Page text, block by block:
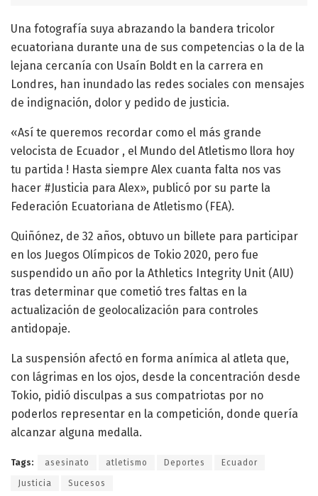
Una fotografía suya abrazando la bandera tricolor
ecuatoriana durante una de sus competencias o la de la
lejana cercanía con Usaín Boldt en la carrera en
Londres, han inundado las redes sociales con mensajes
de indignación, dolor y pedido de justicia.
«Así te queremos recordar como el más grande
velocista de Ecuador , el Mundo del Atletismo llora hoy
tu partida ! Hasta siempre Alex cuanta falta nos vas
hacer #Justicia para Alex», publicó por su parte la
Federación Ecuatoriana de Atletismo (FEA).
Quiñónez, de 32 años, obtuvo un billete para participar
en los Juegos Olímpicos de Tokio 2020, pero fue
suspendido un año por la Athletics Integrity Unit (AIU)
tras determinar que cometió tres faltas en la
actualización de geolocalización para controles
antidopaje.
La suspensión afectó en forma anímica al atleta que,
con lágrimas en los ojos, desde la concentración desde
Tokio, pidió disculpas a sus compatriotas por no
poderlos representar en la competición, donde quería
alcanzar alguna medalla.
Tags: asesinato atletismo Deportes Ecuador
Justicia Sucesos